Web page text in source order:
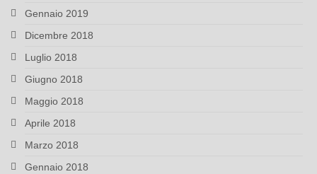
Gennaio 2019
Dicembre 2018
Luglio 2018
Giugno 2018
Maggio 2018
Aprile 2018
Marzo 2018
Gennaio 2018